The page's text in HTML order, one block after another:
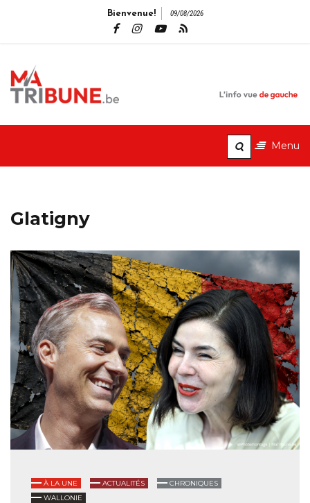
Bienvenue! 09/08/2026
Menu
Glatigny
À LA UNE ACTUALITÉS
CHRONIQUES
WALLONIE